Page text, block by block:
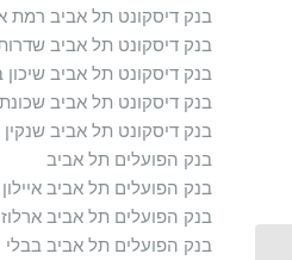
בנק דיסקונט תל אביב רמת
בנק דיסקונט תל אביב
בנק דיסקונט תל אביב שיכון
בנק דיסקונט תל אביב
בנק דיסקונט תל אביב שנקין
בנק הפועלים תל אביב
בנק הפועלים תל אביב איילון
בנק הפועלים תל אביב
בנק הפועלים תל אביב בבלי